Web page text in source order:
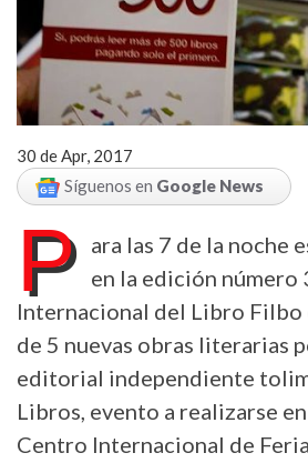
30 de Apr, 2017
Síguenos en Google News
P
ara las 7 de la noche
en la edición número
Internacional del Libro Filbo
de 5 nuevas obras literarias
editorial independiente
Libros, evento a realizarse
Centro Internacional de